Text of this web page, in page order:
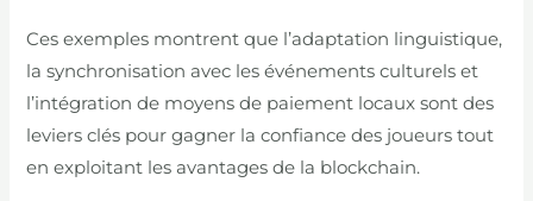
Ces exemples montrent que l’adaptation linguistique,
la synchronisation avec les événements culturels et
l’intégration de moyens de paiement locaux sont des
leviers clés pour gagner la confiance des joueurs tout
en exploitant les avantages de la blockchain.